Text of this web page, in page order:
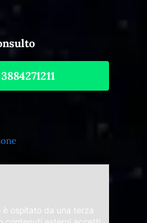
è ospitato da una terza